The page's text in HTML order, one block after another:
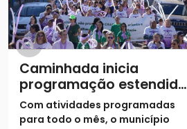
Caminhada inicia
programação estendida
do Agosto Lilás
Com atividades programadas
para todo o mês, o município